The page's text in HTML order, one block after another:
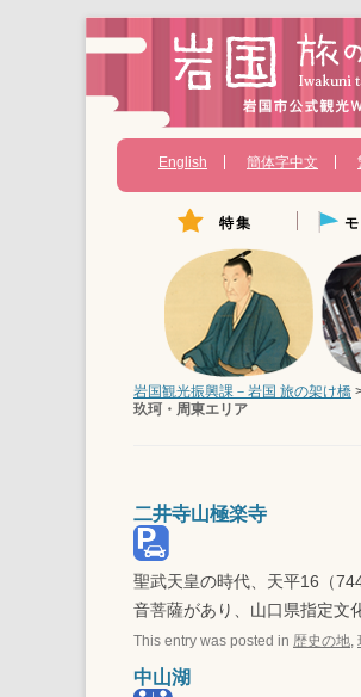
English 簡体字中文
特集
Instagramフォトコンテス
ト
ペットと旅するいわくに
観光大使のおすすめ観光ス
ポット
澄川喜一先生の作品に会い
に行こう
錦帯橋（常設）
官
第
バ
ース
いや
島2
岩国
ア
岩国観光振興課－岩国 旅の架け橋
玖珂・周東エリア
二井寺山極楽寺
聖武天皇の時代、天平16（
音菩薩があり、山口県指定文
This entry was posted in 歴史の地,
中山湖